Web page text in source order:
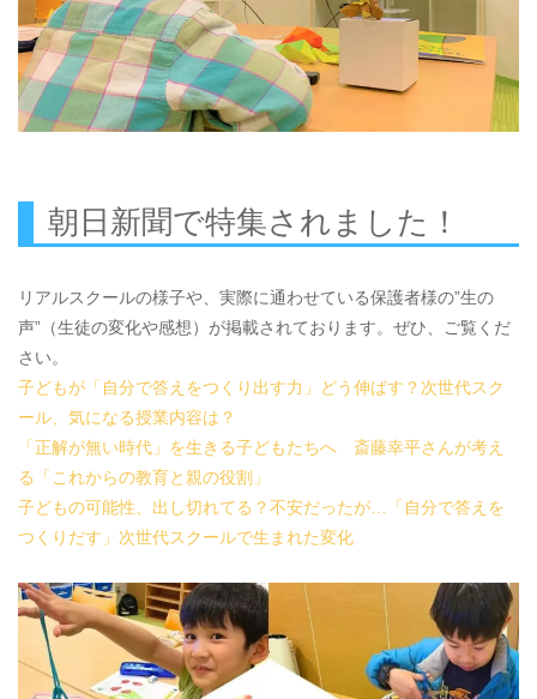
朝日新聞で特集されました！
リアルスクールの様子や、実際に通わせている保護者様の”生の
声”（生徒の変化や感想）が掲載されております。ぜひ、ご覧くだ
さい。
子どもが「自分で答えをつくり出す力」どう伸ばす？次世代スク
ール、気になる授業内容は？
「正解が無い時代」を生きる子どもたちへ 斎藤幸平さんが考え
る「これからの教育と親の役割」
子どもの可能性、出し切れてる？不安だったが…「自分で答えを
つくりだす」次世代スクールで生まれた変化